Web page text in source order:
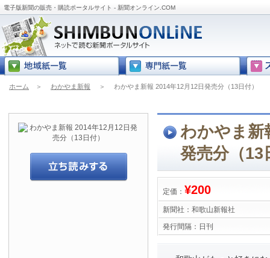
電子版新聞の販売・購読ポータルサイト - 新聞オンライン.COM
ホーム ＞ わかやま新報 ＞ わかやま新報 2014年12月12日発売分（13日付）
わかやま新
発売分（13
定価： ¥200
新聞社： 和歌山新報社
発行間隔： 日刊